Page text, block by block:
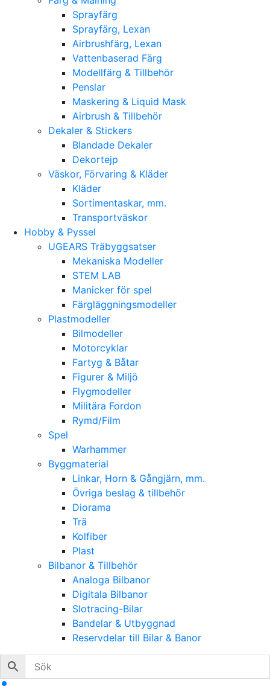
Sprayfärg
Sprayfärg, Lexan
Airbrushfärg, Lexan
Vattenbaserad Färg
Modellfärg & Tillbehör
Penslar
Maskering & Liquid Mask
Airbrush & Tillbehör
Dekaler & Stickers
Blandade Dekaler
Dekortejp
Väskor, Förvaring & Kläder
Kläder
Sortimentaskar, mm.
Transportväskor
Hobby & Pyssel
UGEARS Träbyggsatser
Mekaniska Modeller
STEM LAB
Manicker för spel
Färgläggningsmodeller
Plastmodeller
Bilmodeller
Motorcyklar
Fartyg & Båtar
Figurer & Miljö
Flygmodeller
Militära Fordon
Rymd/Film
Spel
Warhammer
Byggmaterial
Linkar, Horn & Gångjärn, mm.
Övriga beslag & tillbehör
Diorama
Trä
Kolfiber
Plast
Bilbanor & Tillbehör
Analoga Bilbanor
Digitala Bilbanor
Slotracing-Bilar
Bandelar & Utbyggnad
Reservdelar till Bilar & Banor